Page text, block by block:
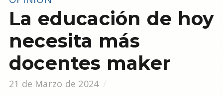
La educación de hoy
necesita más
docentes maker
21 de Marzo de 2024